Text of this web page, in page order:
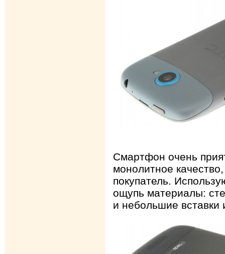
Смартфон очень
монолитное
покупатель.
ощупь материалы:
и небольшие вставки